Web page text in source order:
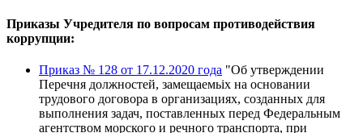
Приказы Учредителя по вопросам противодействия
коррупции:
Приказ № 128 от 17.12.2020 года "Об утверждении
Перечня должностей, замещаемьiх на основании
трудового договора в организациях, созданных для
выполнения задач, поставленных перед Федеральным
агентством морского и речного транспорта, при